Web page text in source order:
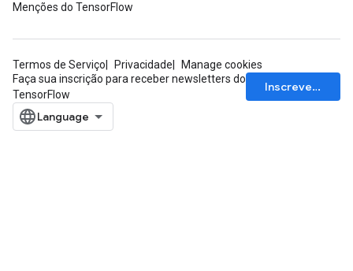
Menções do TensorFlow
Termos de Serviço Privacidade
Manage cookies
Faça sua inscrição para receber newsletters do
TensorFlow
Inscrever-se